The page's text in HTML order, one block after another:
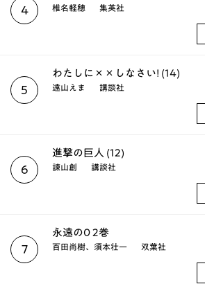
4 椎名軽穂 集英社
5
わたしに××しなさい! (14)
遠山えま 講談社
6
進撃の巨人 (12)
諫山創 講談社
7
永遠の0 2巻
百田尚樹、須本壮一 双葉社